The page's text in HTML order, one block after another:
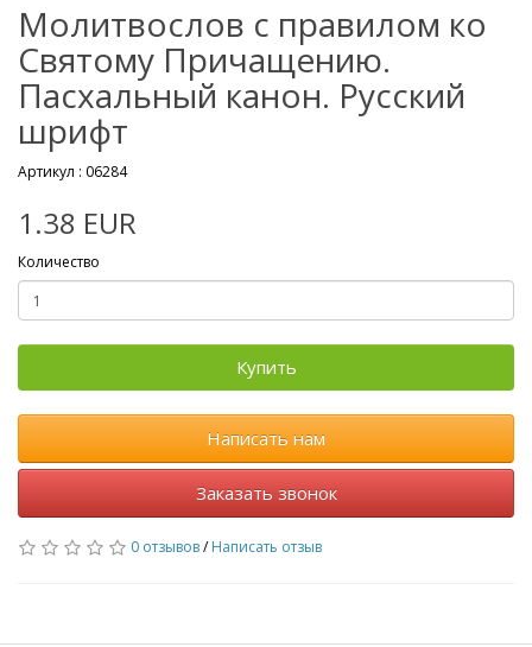
Молитвослов с правилом ко
Святому Причащению.
Пасхальный канон. Русский
шрифт
Артикул : 06284
1.38 EUR
Количество
Купить
Написать нам
Заказать звонок
0 отзывов/Написать отзыв